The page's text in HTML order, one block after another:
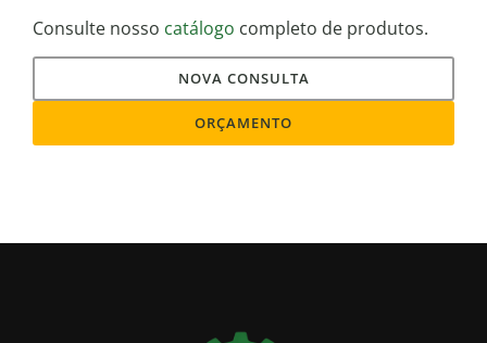
Consulte nosso catálogo completo de produtos.
NOVA CONSULTA
ORÇAMENTO